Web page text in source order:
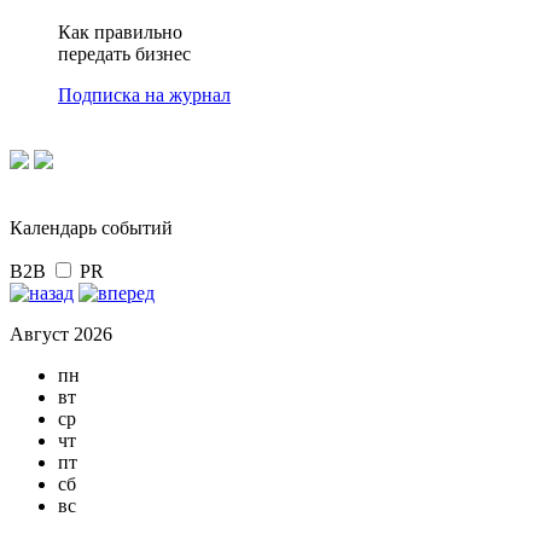
Как правильно
передать бизнес
Подписка на журнал
Календарь событий
B2B PR
Август 2026
пн
вт
ср
чт
пт
сб
вс